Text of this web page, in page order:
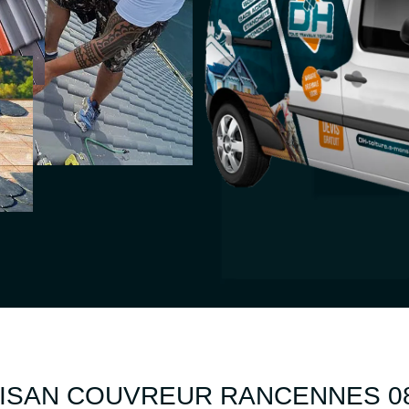
COUVREUR RANCENNES